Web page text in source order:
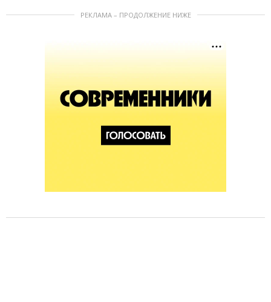
РЕКЛАМА – ПРОДОЛЖЕНИЕ НИЖЕ